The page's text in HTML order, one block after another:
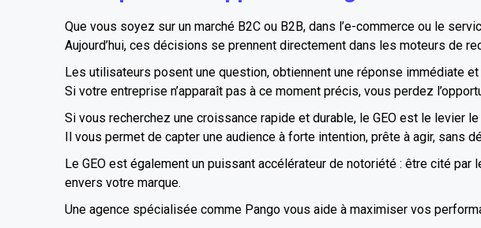
Que vous soyez sur un marché B2C ou B2B, dans l’e-commerce ou le
Aujourd’hui, ces décisions se prennent directement dans les moteurs de
Les utilisateurs posent une question, obtiennent une réponse immédiate
Si votre entreprise n’apparaît pas à ce moment précis, vous perdez
Si vous recherchez une croissance rapide et durable, le GEO est le levier
Il vous permet de capter une audience à forte intention, prête à agir, sans
Le GEO est également un puissant accélérateur de notoriété : être cité
envers votre marque.
Une agence spécialisée comme Pango vous aide à maximiser vos